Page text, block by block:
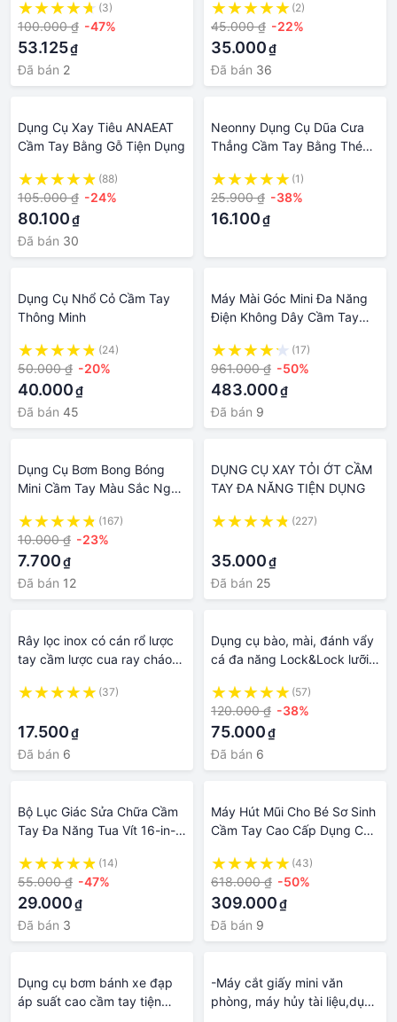
cầm tay mini 11 chiếc 3 inch
(3)
100.000 ₫ -47%
53.125₫
Đã bán 2
bé tập viết - Bộ gồm 4 sản
phẩm tương ứng 4 giai đoạn
cầm bứt - Hàng chính hãng
(2)
45.000 ₫ -22%
35.000₫
Đã bán 36
Dụng Cụ Xay Tiêu ANAEAT
Cầm Tay Bằng Gỗ Tiện Dụng
(88)
105.000 ₫ -24%
80.100₫
Đã bán 30
Neonny Dụng Cụ Dũa Cưa
Thẳng Cầm Tay Bằng Thép
(1)
25.900 ₫ -38%
16.100₫
Dụng Cụ Nhổ Cỏ Cầm Tay
Thông Minh
(24)
50.000 ₫ -20%
40.000₫
Đã bán 45
Máy Mài Góc Mini Đa Năng
Điện Không Dây Cầm Tay
Đến 240V
(17)
961.000 ₫ -50%
483.000₫
Đã bán 9
Dụng Cụ Bơm Bong Bóng
Mini Cầm Tay Màu Sắc Ngẫu
(167)
10.000 ₫ -23%
7.700₫
Đã bán 12
DỤNG CỤ XAY TỎI ỚT CẦM
TAY ĐA NĂNG TIỆN DỤNG
(227)
35.000₫
Đã bán 25
Rây lọc inox có cán rổ lược
tay cầm lược cua ray cháo
lọc nẹp viền chắc chắn
(37)
17.500₫
Đã bán 6
Dụng cụ bào, mài, đánh vẩy
cá đa năng Lock&Lock lưỡi
silicone LOL127(57)
120.000 ₫ -38%
75.000₫
Đã bán 6
Bộ Lục Giác Sửa Chữa Cầm
Tay Đa Năng Tua Vít 16-in-1,
Xe Đạp
(14)
55.000 ₫ -47%
29.000₫
Đã bán 3
Máy Hút Mũi Cho Bé Sơ Sinh
Cầm Tay Cao Cấp Dụng Cụ
Không Đau Tổn Thương Cho
Trẻ Hút Mũi Cho Trẻ
(43)
618.000 ₫ -50%
309.000₫
Đã bán 9
Dụng cụ bơm bánh xe đạp
áp suất cao cầm tay tiện
-Máy cắt giấy mini văn
phòng, máy hủy tài liệu,dụng